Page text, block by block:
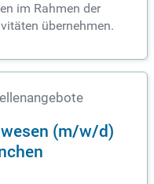
im Rahmen der
übernehmen.
(m/w/d)